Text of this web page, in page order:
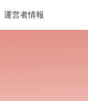
運営者情報